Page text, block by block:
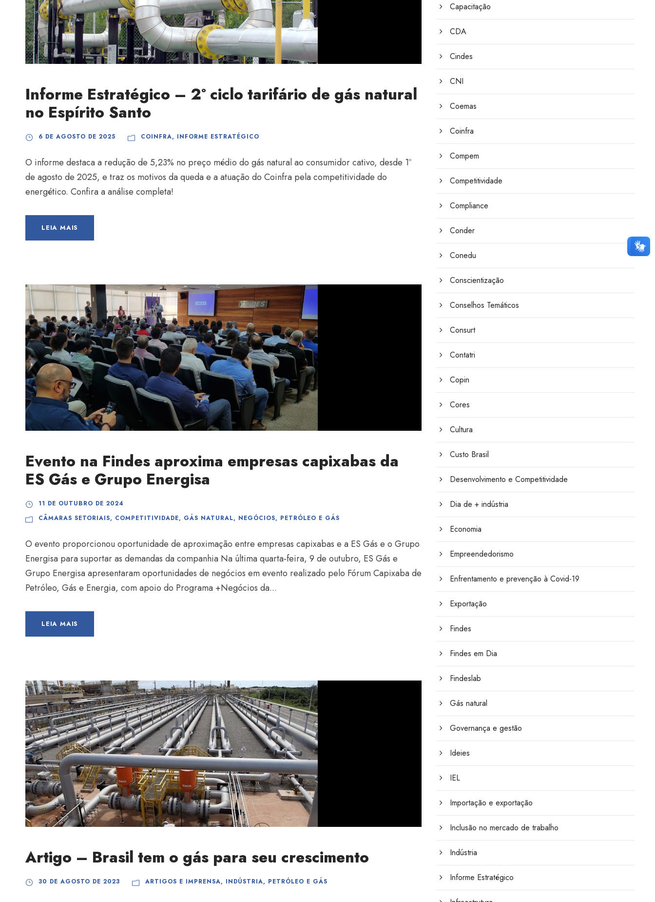
Informe Estratégico – 2º ciclo tarifário de gás natural
no Espírito Santo
6 DE AGOSTO DE 2025 COINFRA, INFORME ESTRATÉGICO
O informe destaca a redução de 5,23% no preço médio do gás natural ao consumidor cativo, desde 1º
de agosto de 2025, e traz os motivos da queda e a atuação do Coinfra pela competitividade do
energético. Confira a análise completa!
LEIA MAIS
Evento na Findes aproxima empresas capixabas da
ES Gás e Grupo Energisa
11 DE OUTUBRO DE 2024
CÂMARAS SETORIAIS, COMPETITIVIDADE, GÁS NATURAL, NEGÓCIOS, PETRÓLEO E GÁS
O evento proporcionou oportunidade de aproximação entre empresas capixabas e a ES Gás e o Grupo
Energisa para suportar as demandas da companhia Na última quarta-feira, 9 de outubro, ES Gás e
Grupo Energisa apresentaram oportunidades de negócios em evento realizado pelo Fórum Capixaba de
Petróleo, Gás e Energia, com apoio do Programa +Negócios da...
LEIA MAIS
Artigo – Brasil tem o gás para seu crescimento
30 DE AGOSTO DE 2023 ARTIGOS E IMPRENSA, INDÚSTRIA, PETRÓLEO E GÁS
Capacitação
CDA
Cindes
CNI
Coemas
Coinfra
Compem
Competitividade
Compliance
Conder
Conedu
Conscientização
Conselhos Temáticos
Consurt
Contatri
Copin
Cores
Cultura
Custo Brasil
Desenvolvimento e Competitividade
Dia de + indústria
Economia
Empreendedorismo
Enfrentamento e prevenção à Covid-19
Exportação
Findes
Findes em Dia
Findeslab
Gás natural
Governança e gestão
Ideies
IEL
Importação e exportação
Inclusão no mercado de trabalho
Indústria
Informe Estratégico